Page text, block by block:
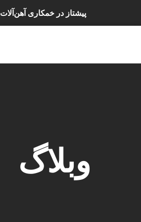
پیشتاز در خمکاری آهن‌آلات
وبلاگ